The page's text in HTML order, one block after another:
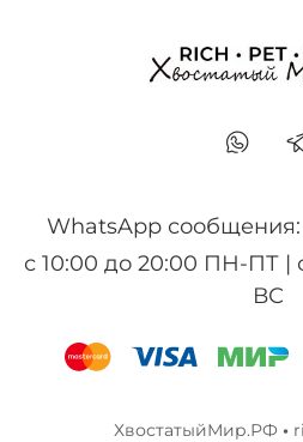
WhatsApp сообщения:
с 10:00 до 20:00 ПН-ПТ |
ВС
ХвостатыйМир.РФ •